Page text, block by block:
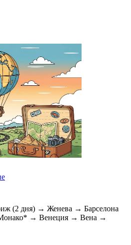
(2 дня) → Женева → Барселона
→ Венеция → Вена →